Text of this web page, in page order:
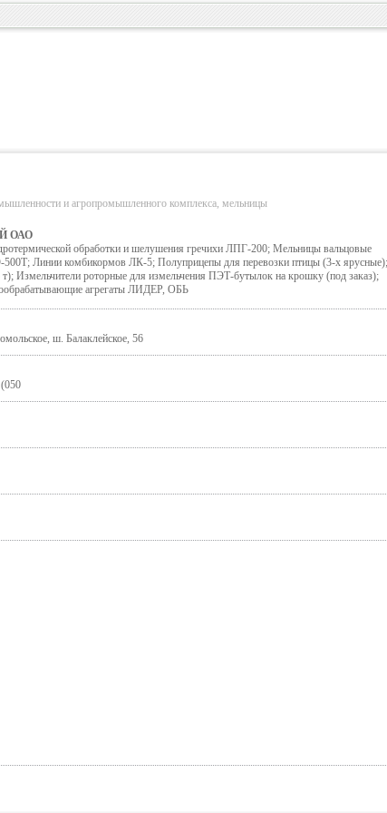
и агропромышленного комплекса, мельницы
ОАО
обработки и шелушения гречихи ЛПГ-200; Мельницы вальцовые
Линии комбикормов ЛК-5; Полуприцепы для перевозки птицы (3-х ярусные);
Измельчители роторные для измельчения ПЭТ-бутылок на крошку (под заказ);
агрегаты ЛИДЕР, ОБЬ
ш. Балаклейское, 56